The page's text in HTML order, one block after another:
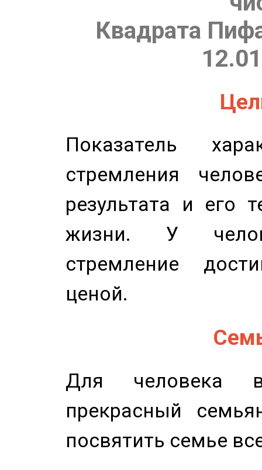
Квадрата
Показатель
стремления
результата и его
жизни. У
стремление
ценой.
Для человека
прекрасный
посвятить семье